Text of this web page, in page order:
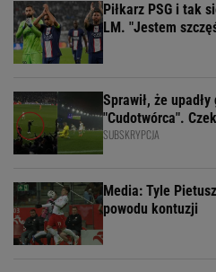
Piłkarz PSG i tak
LM. "Jestem
Sprawił, że
"Cudotwórca".
SUBSKRYPCJA
Media: Tyle
powodu kontuzji